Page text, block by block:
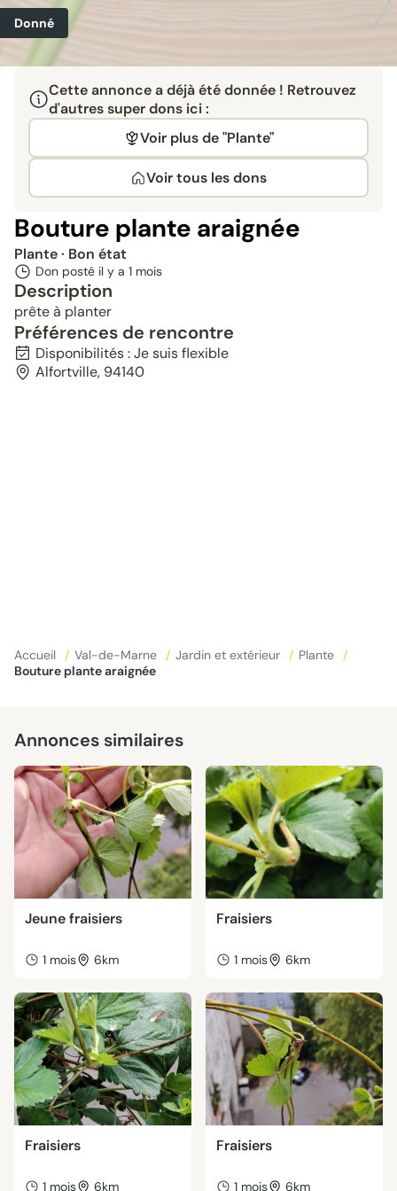
Donné
Cette annonce a déjà été donnée ! Retrouvez
d'autres super dons ici :
Voir plus de "Plante"
Voir tous les dons
Bouture plante araignée
Plante· Bon état
Don posté il y a 1 mois
Description
prête à planter
Préférences de rencontre
Disponibilités : Je suis flexible
Alfortville, 94140
Accueil / Val-de-Marne / Jardin et extérieur / Plante
/
Bouture plante araignée
Annonces similaires
Jeune fraisiers
1 mois 6km
Fraisiers
1 mois 6km
Fraisiers
1 mois 6km
Fraisiers
1 mois 6km